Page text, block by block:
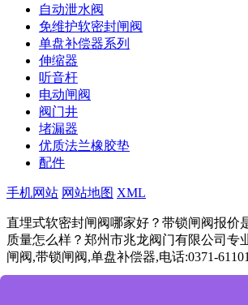
自动泄水阀
免维护软密封闸阀
单盘补偿器系列
伸缩器
听音杆
电动闸阀
阀门井
堵漏器
优质法兰橡胶垫
配件
手机网站 网站地图 XML
直埋式软密封闸阀哪家好？带锁闸阀报价
质量怎么样？郑州市兆龙阀门有限公司专
闸阀,带锁闸阀,单盘补偿器,电话:0371-